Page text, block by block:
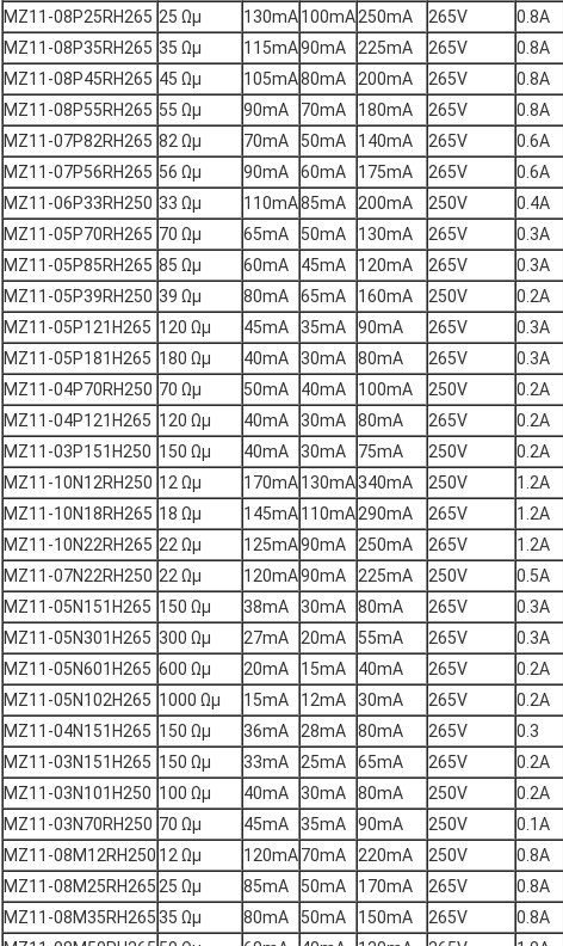
MZ11-08P25RH265 25 Ωμ 130mA100mA250mA 265V 0.8Α
MZ11-08P35RH265 35 Ωμ 115mA90mA 225mA 265V 0.8Α
MZ11-08P45RH265 45 Ωμ 105mA80mA 200mA 265V 0.8Α
MZ11-08P55RH265 55 Ωμ 90mA 70mA 180mA 265V 0.8Α
MZ11-07P82RH265 82 Ωμ 70mA 50mA 140mA 265V 0.6Α
MZ11-07P56RH265 56 Ωμ 90mA 60mA 175mA 265V 0.6Α
MZ11-06P33RH250 33 Ωμ 110mA85mA 200mA 250V 0.4Α
MZ11-05P70RH265 70 Ωμ 65mA 50mA 130mA 265V 0.3Α
MZ11-05P85RH265 85 Ωμ 60mA 45mA 120mA 265V 0.3Α
MZ11-05P39RH250 39 Ωμ 80mA 65mA 160mA 250V 0.2Α
MZ11-05P121H265 120 Ωμ 45mA 35mA 90mA 265V 0.3Α
MZ11-05P181H265 180 Ωμ 40mA 30mA 80mA 265V 0.3Α
MZ11-04P70RH250 70 Ωμ 50mA 40mA 100mA 250V 0.2Α
MZ11-04P121H265 120 Ωμ 40mA 30mA 80mA 265V 0.2Α
MZ11-03P151H250 150 Ωμ 40mA 30mA 75mA 250V 0.2Α
MZ11-10N12RH250 12 Ωμ 170mA130mA340mA 250V 1.2Α
MZ11-10N18RH265 18 Ωμ 145mA110mA290mA 265V 1.2Α
MZ11-10N22RH265 22 Ωμ 125mA90mA 250mA 265V 1.2Α
MZ11-07N22RH250 22 Ωμ 120mA90mA 225mA 250V 0.5Α
MZ11-05N151H265 150 Ωμ 38mA 30mA 80mA 265V 0.3Α
MZ11-05N301H265 300 Ωμ 27mA 20mA 55mA 265V 0.3Α
MZ11-05N601H265 600 Ωμ 20mA 15mA 40mA 265V 0.2Α
MZ11-05N102H265 1000 Ωμ 15mA 12mA 30mA 265V 0.2Α
MZ11-04N151H265 150 Ωμ 36mA 28mA 80mA 265V 0.3
MZ11-03N151H265 150 Ωμ 33mA 25mA 65mA 265V 0.2Α
MZ11-03N101H250 100 Ωμ 40mA 30mA 80mA 250V 0.2Α
MZ11-03N70RH250 70 Ωμ 45mA 35mA 90mA 250V 0.1Α
MZ11-08M12RH250 12 Ωμ 120mA70mA 220mA 250V 0.8Α
MZ11-08M25RH26525 Ωμ 85mA 50mA 170mA 265V 0.8Α
MZ11-08M35RH26535 Ωμ 80mA 50mA 150mA 265V 0.8Α